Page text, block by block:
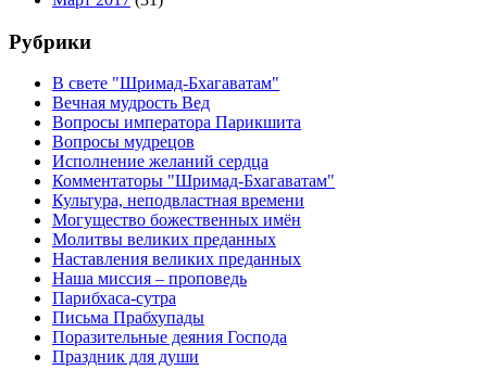
Рубрики
В свете "Шримад-Бхагаватам"
Вечная мудрость Вед
Вопросы императора Парикшита
Вопросы мудрецов
Исполнение желаний сердца
Комментаторы "Шримад-Бхагаватам"
Культура, неподвластная времени
Могущество божественных имён
Молитвы великих преданных
Наставления великих преданных
Наша миссия – проповедь
Парибхаса-сутра
Письма Прабхупады
Поразительные деяния Господа
Праздник для души